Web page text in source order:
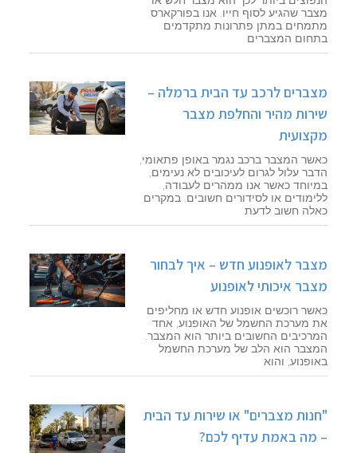
מצבר שהגיע לסוף חייו. אנו בפורקארס
מתמחים במתן פתרונות מתקדמים
בתחום המצברים
מצברים לרכב עד הבית ברמלה –
שירות מהיר והחלפת מצבר
מקצועית
כאשר המצבר ברכב נגמר באופן פתאומי,
הדבר עלול לגרום לעיכובים לא נעימים,
במיוחד כאשר אנו ממהרים לעבודה,
ללימודים או לסידורים חשובים. במקרים
כאלה חשוב לדעת
מצבר לאופנוע חדש – איך לבחור
מצבר איכותי לאופנוע
כאשר רוכשים אופנוע חדש או מחליפים
את מערכת החשמל של האופנוע, אחד
המרכיבים החשובים ביותר הוא המצבר.
המצבר הוא הלב של מערכת החשמל
באופנוע, והוא
"חנות מצברים" או שירות עד הבית
– מה באמת עדיף לכם?